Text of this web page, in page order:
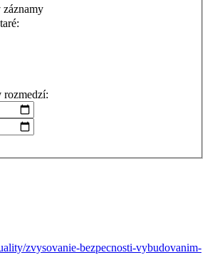
zvysovanie-bezpecnosti-vybudovanim-